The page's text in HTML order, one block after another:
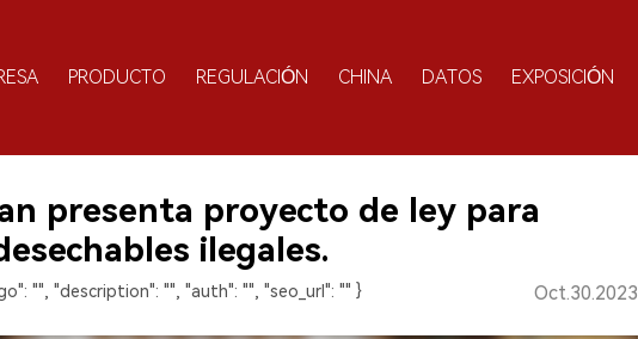
PRODUCTO REGULACIÓN CHINA DATOS EXPOSICIÓN
presenta proyecto de ley para
ilegales.
"", "description": "", "auth": "", "seo_url": "" } Oct.30.2023